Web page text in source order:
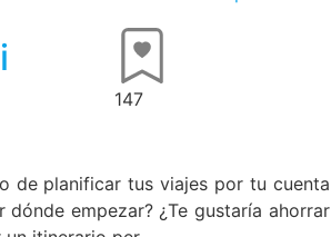
147
de planificar tus viajes por tu cuenta
dónde empezar? ¿Te gustaría ahorrar